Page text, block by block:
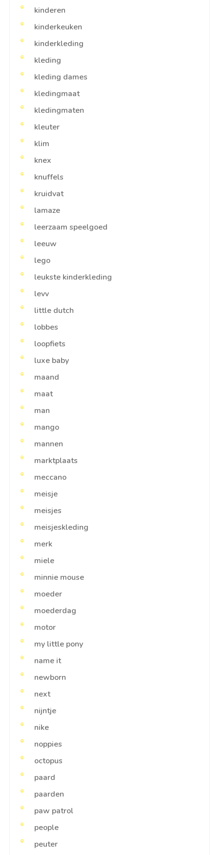
kinderen
kinderkeuken
kinderkleding
kleding
kleding dames
kledingmaat
kledingmaten
kleuter
klim
knex
knuffels
kruidvat
lamaze
leerzaam speelgoed
leeuw
lego
leukste kinderkleding
levv
little dutch
lobbes
loopfiets
luxe baby
maand
maat
man
mango
mannen
marktplaats
meccano
meisje
meisjes
meisjeskleding
merk
miele
minnie mouse
moeder
moederdag
motor
my little pony
name it
newborn
next
nijntje
nike
noppies
octopus
paard
paarden
paw patrol
people
peuter